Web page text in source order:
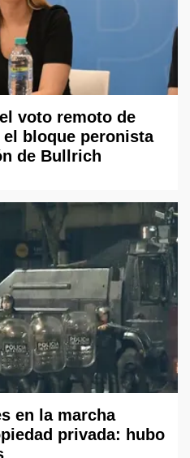
voto remoto de
el bloque peronista
de Bullrich
en la marcha
privada: hubo